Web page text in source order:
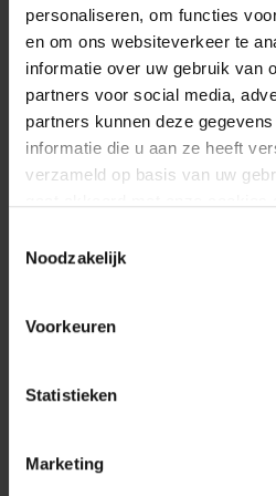
personaliseren, om functies
en om ons websiteverkeer te
informatie over uw gebruik van
partners voor social media,
partners kunnen deze
informatie die u aan ze heeft
verzameld op basis van uw
Noodzakelijk
Voorkeuren
Statistieken
Marketing
Edel Donkergrijs
Edel Grijs
Documentatie
GeoColor Excellent